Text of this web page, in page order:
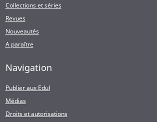
Collections et séries
Revues
Nouveautés
A paraître
Navigation
Publier aux Edul
Médias
Droits et autorisations